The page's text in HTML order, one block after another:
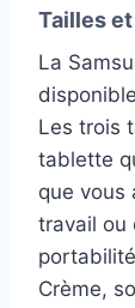
Tailles
La
Les trois
tablette
que vous
travail ou
Crème,